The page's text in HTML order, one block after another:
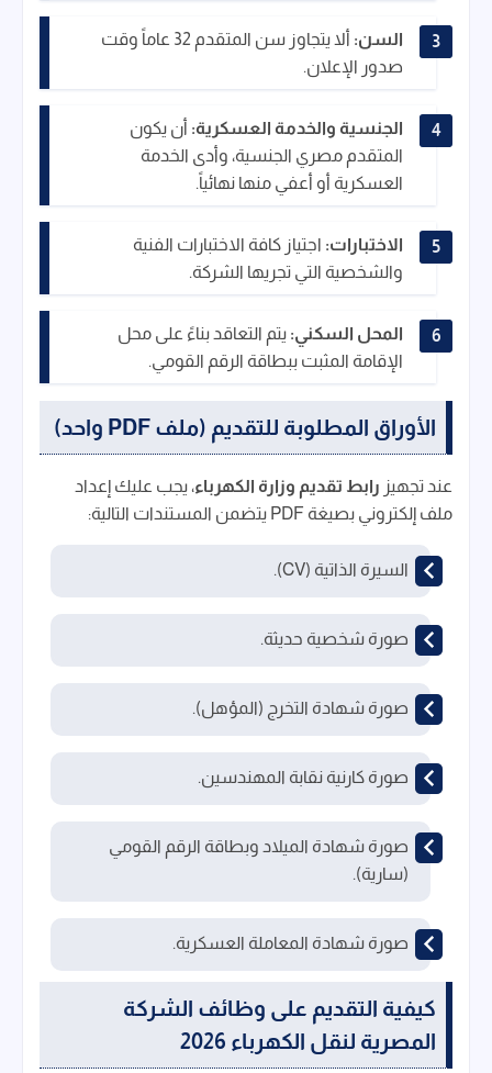
السن:
ألا يتجاوز سن المتقدم 32 عاماً وقت
صدور الإعلان.
الجنسية والخدمة العسكرية: أن يكون
المتقدم مصري الجنسية، وأدى الخدمة
العسكرية أو أعفي منها نهائياً.
الاختبارات: اجتياز كافة الاختبارات الفنية
والشخصية التي تجريها الشركة.
المحل السكني: يتم التعاقد بناءً على محل
الإقامة المثبت ببطاقة الرقم القومي.
الأوراق المطلوبة للتقديم (ملف PDF واحد)
عند تجهيز رابط تقديم وزارة الكهرباء، يجب عليك إعداد
ملف إلكتروني بصيغة PDF يتضمن المستندات التالية:
السيرة الذاتية (CV).
صورة شخصية حديثة.
صورة شهادة التخرج (المؤهل).
صورة كارنية نقابة المهندسين.
صورة شهادة الميلاد وبطاقة الرقم القومي
(سارية).
صورة شهادة المعاملة العسكرية.
كيفية التقديم على وظائف الشركة
المصرية لنقل الكهرباء 2026